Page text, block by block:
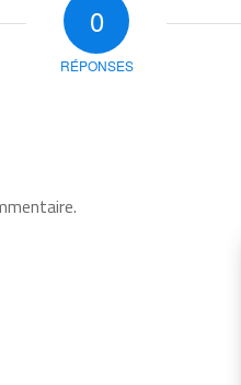
0
RÉPONSES